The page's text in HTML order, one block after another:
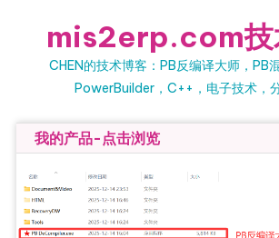
mis2erp.com技
CHEN的技术博客：PB反编译大师，PB
PowerBuilder，C++，电子技术，分
我的产品-点击浏览